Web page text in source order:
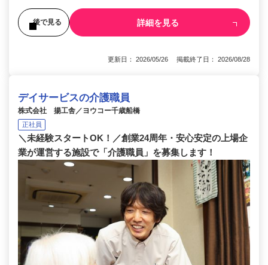
後で見る 詳細を見る
更新日： 2026/05/26 掲載終了日： 2026/08/28
デイサービスの介護職員
株式会社 揚工舎／ヨウコー千歳船橋
正社員
＼未経験スタートOK！／創業24周年・安心安定の上場企
業が運営する施設で「介護職員」を募集します！